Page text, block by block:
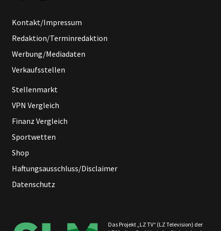
Kontakt/Impressum
Redaktion/Terminredaktion
Werbung/Mediadaten
Verkaufsstellen
Stellenmarkt
VPN Vergleich
Finanz Vergleich
Sportwetten
Shop
Haftungsausschluss/Disclaimer
Datenschutz
Das Projekt „LZ TV“ (LZ Television) der